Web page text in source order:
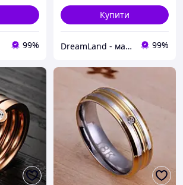
99%
Купити
DreamLand - магазин ювелірної біжутерії 99%